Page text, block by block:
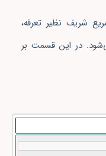
شریف نظیر تعرفه،
در این قسمت بر